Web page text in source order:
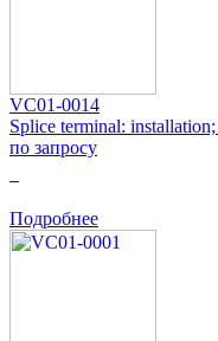
VC01-0014
Splice terminal:
по запросу
Подробнее